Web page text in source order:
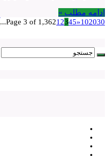
ادامه مطلب »
Page 3 of 1,36212345»102030
...